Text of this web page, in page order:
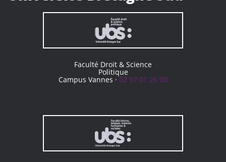
Faculté Droit & Science
Politique
Campus Vannes ·02 97 01 26 00